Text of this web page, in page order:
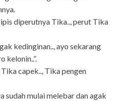
diperutnya Tika.., perut Tika
kedinginan.., ayo sekarang
kelonin..”.
capek.., Tika pengen
sudah mulai melebar dan agak